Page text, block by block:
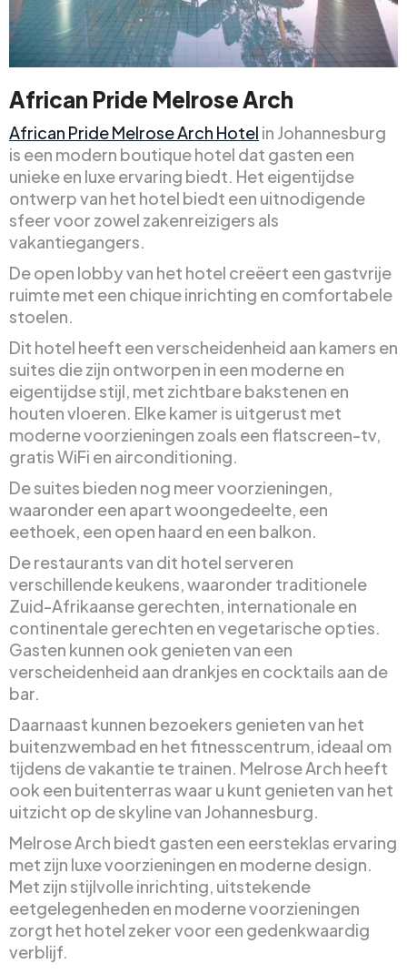
African Pride Melrose Arch
African Pride Melrose Arch Hotel in Johannesburg
is een modern boutique hotel dat gasten een
unieke en luxe ervaring biedt. Het eigentijdse
ontwerp van het hotel biedt een uitnodigende
sfeer voor zowel zakenreizigers als
vakantiegangers.
De open lobby van het hotel creëert een gastvrije
ruimte met een chique inrichting en comfortabele
stoelen.
Dit hotel heeft een verscheidenheid aan kamers en
suites die zijn ontworpen in een moderne en
eigentijdse stijl, met zichtbare bakstenen en
houten vloeren. Elke kamer is uitgerust met
moderne voorzieningen zoals een flatscreen-tv,
gratis WiFi en airconditioning.
De suites bieden nog meer voorzieningen,
waaronder een apart woongedeelte, een
eethoek, een open haard en een balkon.
De restaurants van dit hotel serveren
verschillende keukens, waaronder traditionele
Zuid-Afrikaanse gerechten, internationale en
continentale gerechten en vegetarische opties.
Gasten kunnen ook genieten van een
verscheidenheid aan drankjes en cocktails aan de
bar.
Daarnaast kunnen bezoekers genieten van het
buitenzwembad en het fitnesscentrum, ideaal om
tijdens de vakantie te trainen. Melrose Arch heeft
ook een buitenterras waar u kunt genieten van het
uitzicht op de skyline van Johannesburg.
Melrose Arch biedt gasten een eersteklas ervaring
met zijn luxe voorzieningen en moderne design.
Met zijn stijlvolle inrichting, uitstekende
eetgelegenheden en moderne voorzieningen
zorgt het hotel zeker voor een gedenkwaardig
verblijf.